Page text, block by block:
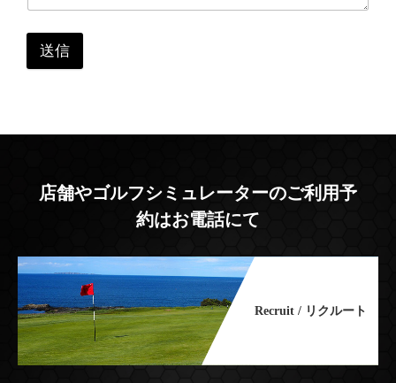
送信
店舗やゴルフシミュレーターのご利用予
約はお電話にて
Recruit / リクルート